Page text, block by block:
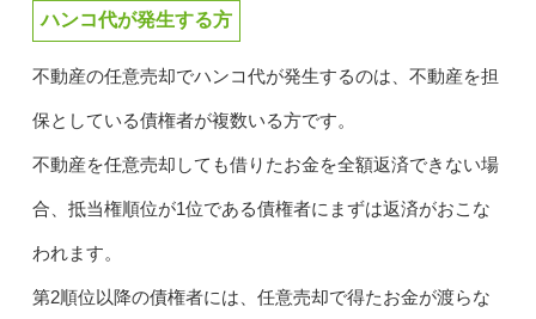
ハンコ代が発生する方
不動産の任意売却でハンコ代が発生するのは、不動産を担
保としている債権者が複数いる方です。
不動産を任意売却しても借りたお金を全額返済できない場
合、抵当権順位が1位である債権者にまずは返済がおこな
われます。
第2順位以降の債権者には、任意売却で得たお金が渡らな